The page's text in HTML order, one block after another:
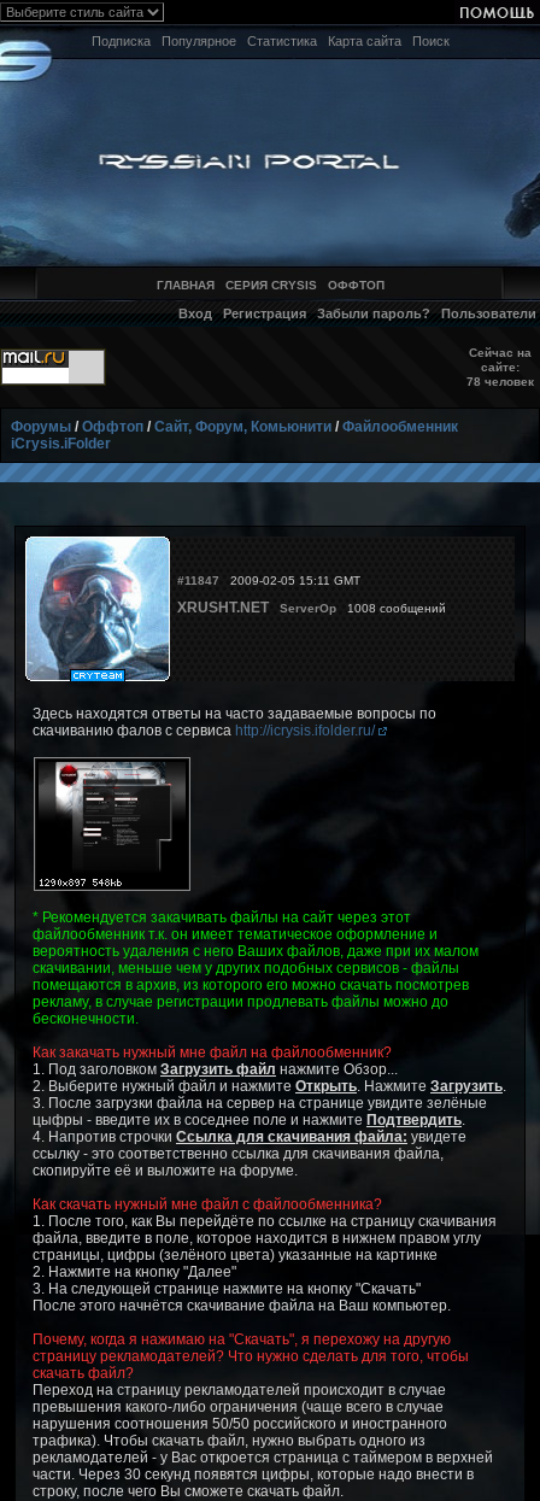
Подписка Популярное Статистика Карта сайта Поиск
ГЛАВНАЯ СЕРИЯ CRYSIS ОФФТОП
Вход Регистрация Забыли пароль? Пользователи
Сейчас на
сайте:
78 человек
Форумы /Оффтоп /Сайт, Форум, Комьюнити /Файлообменник
iCrysis.iFolder
#11847 2009-02-05 15:11 GMT
XRUSHT.NET ServerOp 1008 сообщений
Здесь находятся ответы на часто задаваемые вопросы по
скачиванию фалов с сервиса http://icrysis.ifolder.ru/
* Рекомендуется закачивать файлы на сайт через этот
файлообменник т.к. он имеет тематическое оформление и
вероятность удаления с него Ваших файлов, даже при их малом
скачивании, меньше чем у других подобных сервисов - файлы
помещаются в архив, из которого его можно скачать посмотрев
рекламу, в случае регистрации продлевать файлы можно до
бесконечности.
Как закачать нужный мне файл на файлообменник?
1. Под заголовком Загрузить файл нажмите Обзор...
2. Выберите нужный файл и нажмите Открыть. Нажмите Загрузить.
3. После загрузки файла на сервер на странице увидите зелёные
цыфры - введите их в соседнее поле и нажмите Подтвердить.
4. Напротив строчки Ссылка для скачивания файла: увидете
ссылку - это соответственно ссылка для скачивания файла,
скопируйте её и выложите на форуме.
Как скачать нужный мне файл с файлообменника?
1. После того, как Вы перейдёте по ссылке на страницу скачивания
файла, введите в поле, которое находится в нижнем правом углу
страницы, цифры (зелёного цвета) указанные на картинке
2. Нажмите на кнопку "Далее"
3. На следующей странице нажмите на кнопку "Скачать"
После этого начнётся скачивание файла на Ваш компьютер.
Почему, когда я нажимаю на "Скачать", я перехожу на другую
страницу рекламодателей? Что нужно cделать для того, чтобы
скачать файл?
Переход на страницу рекламодателей происходит в случае
превышения какого-либо ограничения (чаще всего в случае
нарушения соотношения 50/50 российского и иностранного
трафика). Чтобы скачать файл, нужно выбрать одного из
рекламодателей - у Вас откроется страница с таймером в верхней
части. Через 30 секунд появятся цифры, которые надо внести в
строку, после чего Вы сможете скачать файл.